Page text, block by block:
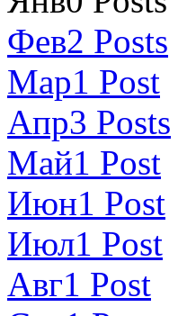
Фев2 Posts
Мар1 Post
Апр3 Posts
Май1 Post
Июн1 Post
Июл1 Post
Авг1 Post